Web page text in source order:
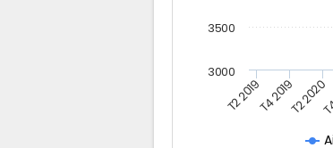
T2 2019T4 2019T2 2020
3000
3500